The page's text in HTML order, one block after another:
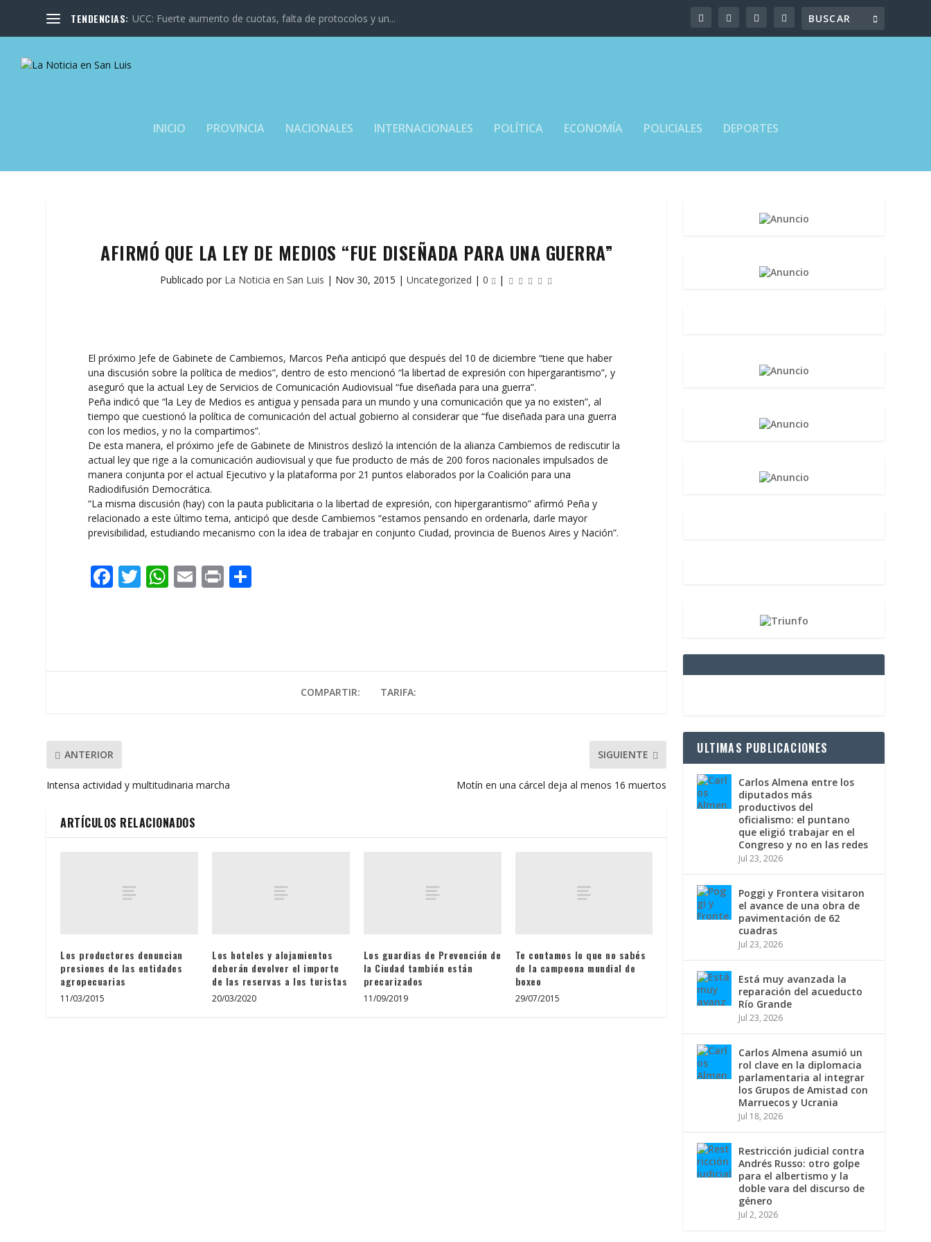
TENDENCIAS: UCC: Fuerte aumento de cuotas, falta de protocolos y un...
INICIO PROVINCIA NACIONALES INTERNACIONALES POLÍTICA ECONOMÍA POLICIALES DEPORTES
AFIRMÓ QUE LA LEY DE MEDIOS “FUE DISEÑADA PARA UNA GUERRA”
Publicado por La Noticia en San Luis | Nov 30, 2015 |Uncategorized |0 |
El próximo Jefe de Gabinete de Cambiemos, Marcos Peña anticipó que después del 10 de diciembre “tiene que haber
una discusión sobre la política de medios”, dentro de esto mencionó “la libertad de expresión con hipergarantismo”, y
aseguró que la actual Ley de Servicios de Comunicación Audiovisual “fue diseñada para una guerra”.
Peña indicó que “la Ley de Medios es antigua y pensada para un mundo y una comunicación que ya no existen”, al
tiempo que cuestionó la política de comunicación del actual gobierno al considerar que “fue diseñada para una guerra
con los medios, y no la compartimos”.
De esta manera, el próximo jefe de Gabinete de Ministros deslizó la intención de la alianza Cambiemos de rediscutir la
actual ley que rige a la comunicación audiovisual y que fue producto de más de 200 foros nacionales impulsados de
manera conjunta por el actual Ejecutivo y la plataforma por 21 puntos elaborados por la Coalición para una
Radiodifusión Democrática.
“La misma discusión (hay) con la pauta publicitaria o la libertad de expresión, con hipergarantismo” afirmó Peña y
relacionado a este último tema, anticipó que desde Cambiemos “estamos pensando en ordenarla, darle mayor
previsibilidad, estudiando mecanismo con la idea de trabajar en conjunto Ciudad, provincia de Buenos Aires y Nación”.
F
o
T W
A
E Pr
ar
COMPARTIR: TARIFA:
ANTERIOR
Intensa actividad y multitudinaria marcha
SIGUIENTE
Motín en una cárcel deja al menos 16 muertos
ARTÍCULOS RELACIONADOS
Los productores denuncian
presiones de las entidades
agropecuarias
11/03/2015
Los hoteles y alojamientos
deberán devolver el importe
de las reservas a los turistas
20/03/2020
Los guardias de Prevención de
la Ciudad también están
precarizados
11/09/2019
Te contamos lo que no sabés
de la campeona mundial de
boxeo
29/07/2015
ULTIMAS PUBLICACIONES
Carlos Almena entre los
diputados más
productivos del
oficialismo: el puntano
que eligió trabajar en el
Congreso y no en las redes
Jul 23, 2026
Poggi y Frontera visitaron
el avance de una obra de
pavimentación de 62
cuadras
Jul 23, 2026
Está muy avanzada la
reparación del acueducto
Río Grande
Jul 23, 2026
Carlos Almena asumió un
rol clave en la diplomacia
parlamentaria al integrar
los Grupos de Amistad con
Marruecos y Ucrania
Jul 18, 2026
Restricción judicial contra
Andrés Russo: otro golpe
para el albertismo y la
doble vara del discurso de
género
Jul 2, 2026